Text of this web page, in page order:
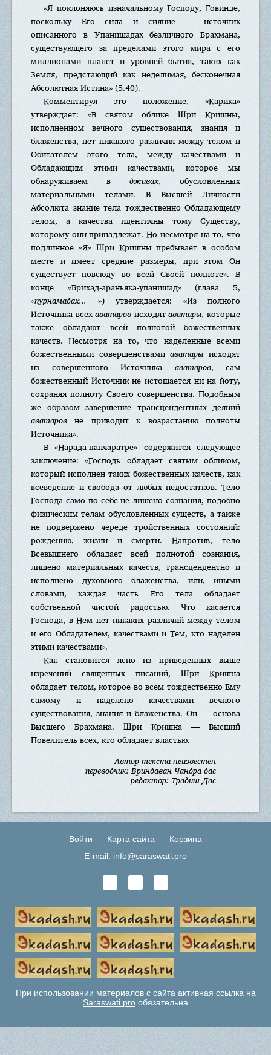
«Я поклоняюсь изначальному Господу, Говинде,
поскольку Его сила и сияние — источник
описанного в Упанишадах безличного Брахмана,
существующего за пределами этого мира с его
миллионами планет и уровней бытия, таких как
Земля, предстающий как неделимая, бесконечная
Абсолютная Истина» (5.40).
Комментируя это положение, «Карика»
утверждает: «В святом облике Шри Кришны,
исполненном вечного существования, знания и
блаженства, нет никакого различия между телом и
Обитателем этого тела, между качествами и
Обладающим этими качествами, которое мы
обнаруживаем в дживах, обусловленных
материальными телами. В Высшей Личности
Абсолюта знание тела тождественно Обладающему
телом, а качества идентичны тому Существу,
которому они принадлежат. Но несмотря на то, что
подлинное «Я» Шри Кришны пребывает в особом
месте и имеет средние размеры, при этом Он
существует повсюду во всей Своей полноте». В
конце «Брихад-араньяка-упанишад» (глава 5,
«пурнамадах... ») утверждается: «Из полного
Источника всехаватаров исходятаватары, которые
также обладают всей полнотой божественных
качеств. Несмотря на то, что наделенные всеми
божественными совершенствамиаватарыисходят
из совершенного Источника аватаров, сам
божественный Источник не истощается ни на йоту,
сохраняя полноту Своего совершенства. Подобным
же образом завершение трансцендентных деяний
аватаров не приводит к возрастанию полноты
Источника».
В «Нарада-панчаратре» содержится следующее
заключение: «Господь обладает святым обликом,
который исполнен таких божественных качеств, как
всеведение и свобода от любых недостатков. Тело
Господа само по себе не лишено сознания, подобно
физическим телам обусловленных существ, а также
не подвержено череде тройственных состояний:
рождению, жизни и смерти. Напротив, тело
Всевышнего обладает всей полнотой сознания,
лишено материальных качеств, трансцендентно и
исполнено духовного блаженства, или, иными
словами, каждая часть Его тела обладает
собственной чистой радостью. Что касается
Господа, в Нем нет никаких различий между телом
и его Обладателем, качествами и Тем, кто наделен
этими качествами».
Как становится ясно из приведенных выше
изречений священных писаний, Шри Кришна
обладает телом, которое во всем тождественно Ему
самому и наделено качествами вечного
существования, знания и блаженства. Он — основа
Высшего Брахмана. Шри Кришна — Высший
Повелитель всех, кто обладает властью.
Автор текста неизвестен
переводчик: Вриндаван Чандра дас
редактор: Традиш Дас
Войти Карта сайта
Корзина
E-mail: info@saraswati.pro
При использовании материалов с сайта активная ссылка на
Saraswati.pro обязательна